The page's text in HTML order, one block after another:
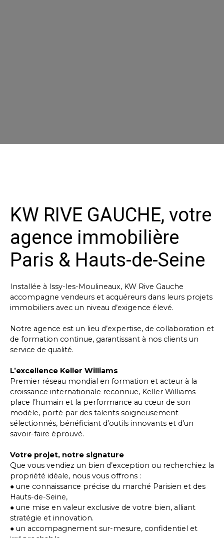
KW RIVE GAUCHE, votre
agence immobilière
Paris & Hauts-de-Seine
Installée à Issy-les-Moulineaux, KW Rive Gauche
accompagne vendeurs et acquéreurs dans leurs projets
immobiliers avec un niveau d’exigence élevé.
Notre agence est un lieu d’expertise, de collaboration et
de formation continue, garantissant à nos clients un
service de qualité.
L’excellence Keller Williams
Premier réseau mondial en formation et acteur à la
croissance internationale reconnue, Keller Williams
place l’humain et la performance au cœur de son
modèle, porté par des talents soigneusement
sélectionnés, bénéficiant d’outils innovants et d’un
savoir-faire éprouvé.
Votre projet, notre signature
Que vous vendiez un bien d’exception ou recherchiez la
propriété idéale, nous vous offrons :
● une connaissance précise du marché Parisien et des
Hauts-de-Seine,
● une mise en valeur exclusive de votre bien, alliant
stratégie et innovation.
● un accompagnement sur-mesure, confidentiel et